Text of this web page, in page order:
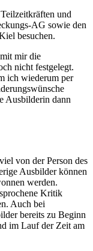
und
AG sowie den
besuchen.
mir die
nicht festgelegt.
ich wiederum per
Ausbilderin dann
von der Person des
Ausbilder können
werden.
Kritik
Auch bei
bereits zu Beginn
im Lauf der Zeit am